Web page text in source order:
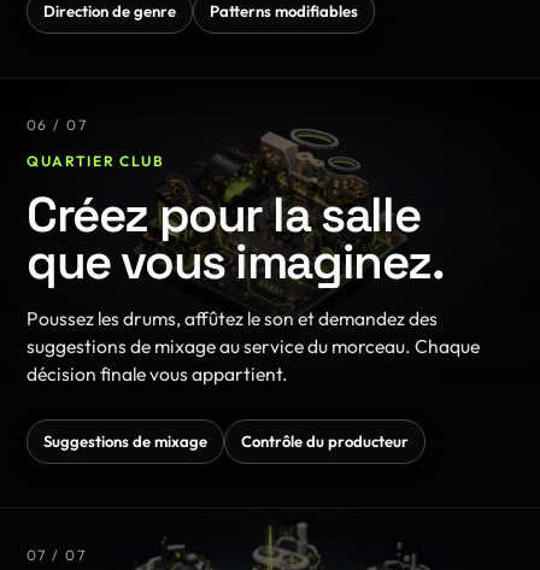
Direction de genre Patterns modifiables
06 / 07
QUARTIER CLUB
Créez pour la salle
que vous imaginez.
Poussez les drums, affûtez le son et demandez des
suggestions de mixage au service du morceau. Chaque
décision finale vous appartient.
Suggestions de mixage Contrôle du producteur
07 / 07